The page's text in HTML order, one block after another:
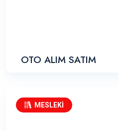
OTO ALIM SATIM
MESLEKİ